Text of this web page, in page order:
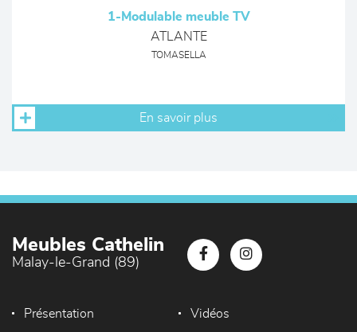
1-Modulable meuble TV
ATLANTE
TOMASELLA
En savoir plus
Meubles Cathelin
Malay-le-Grand (89)
Présentation Vidéos